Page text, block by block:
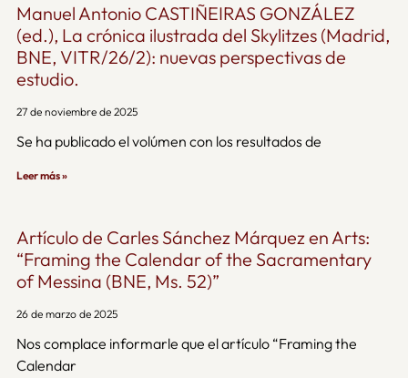
Manuel Antonio CASTIÑEIRAS GONZÁLEZ
(ed.), La crónica ilustrada del Skylitzes (Madrid,
BNE, VITR/26/2): nuevas perspectivas de
estudio.
27 de noviembre de 2025
Se ha publicado el volúmen con los resultados de
Leer más »
Artículo de Carles Sánchez Márquez en Arts:
“Framing the Calendar of the Sacramentary
of Messina (BNE, Ms. 52)”
26 de marzo de 2025
Nos complace informarle que el artículo “Framing the
Calendar